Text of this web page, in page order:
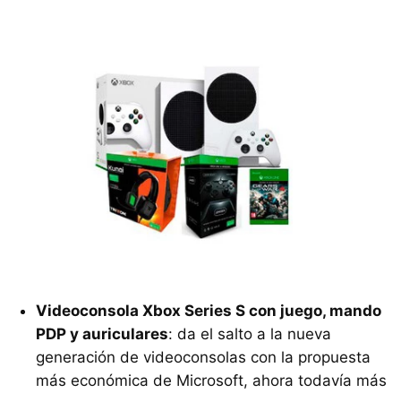
Videoconsola Xbox Series S con juego, mando
PDP y auriculares: da el salto a la nueva
generación de videoconsolas con la propuesta
más económica de Microsoft, ahora todavía más